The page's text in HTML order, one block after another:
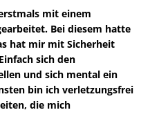
mit einem
Bei diesem hatte
hat mir mit Sicherheit
sich den
und sich mental ein
bin ich verletzungsfrei
die mich